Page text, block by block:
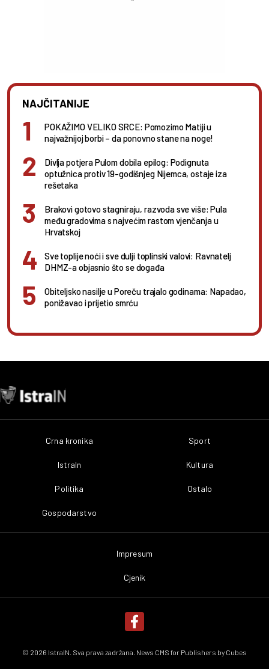
NAJČITANIJE
POKAŽIMO VELIKO SRCE: Pomozimo Matiji u
najvažnijoj borbi – da ponovno stane na noge!
Divlja potjera Pulom dobila epilog: Podignuta
optužnica protiv 19-godišnjeg Nijemca, ostaje iza
rešetaka
Brakovi gotovo stagniraju, razvoda sve više: Pula
među gradovima s najvećim rastom vjenčanja u
Hrvatskoj
Sve toplije noći i sve dulji toplinski valovi: Ravnatelj
DHMZ-a objasnio što se događa
Obiteljsko nasilje u Poreču trajalo godinama: Napadao,
ponižavao i prijetio smrću
Crna kronika
IstraIn
Politika
Gospodarstvo
Sport
Kultura
Ostalo
Impresum
Cjenik
© 2026 IstraIN. Sva prava zadržana. News CMS for Publishers by Cubes